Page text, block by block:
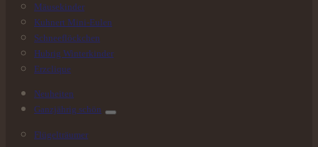
Mäusekinder
Kuhnert Mini-Eulen
Schneeflöckchen
Hubrig Winterkinder
Erzclique
Neuheiten
Ganzjährig schön
Flügelträumer